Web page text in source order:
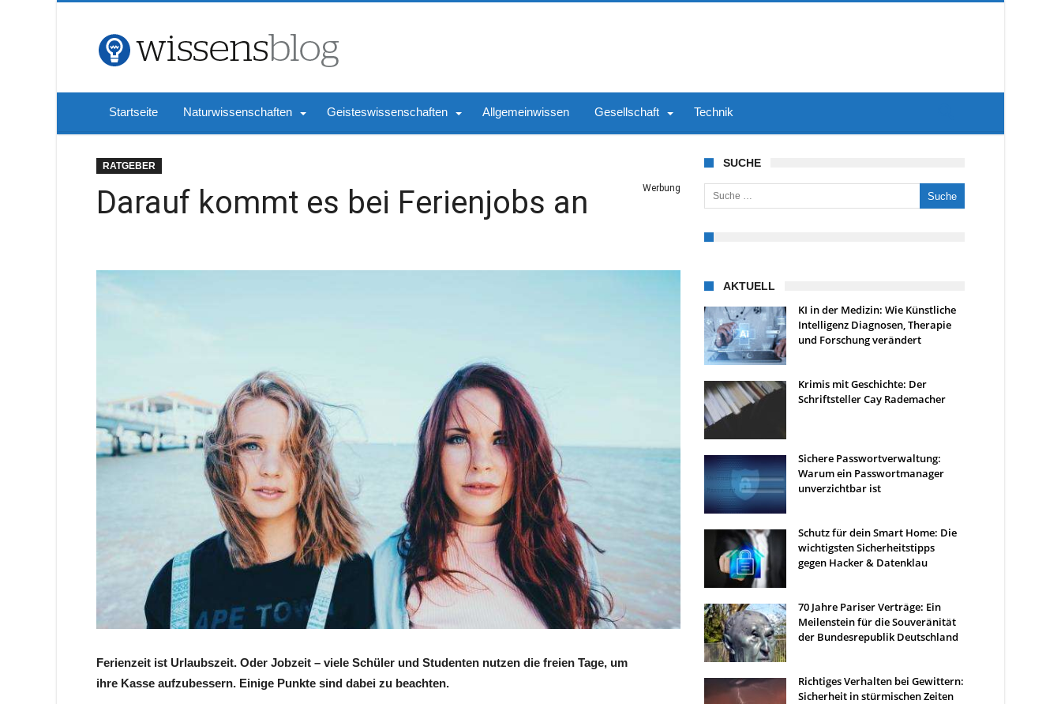
Startseite Naturwissenschaften Geisteswissenschaften Allgemeinwissen Gesellschaft Technik
RATGEBER
Darauf kommt es bei Ferienjobs an Werbung
Ferienzeit ist Urlaubszeit. Oder Jobzeit – viele Schüler und Studenten nutzen die freien Tage, um
ihre Kasse aufzubessern. Einige Punkte sind dabei zu beachten.
SUCHE
Suche nach:
AKTUELL
KI in der Medizin: Wie Künstliche
Intelligenz Diagnosen, Therapie
und Forschung verändert
Krimis mit Geschichte: Der
Schriftsteller Cay Rademacher
Sichere Passwortverwaltung:
Warum ein Passwortmanager
unverzichtbar ist
Schutz für dein Smart Home: Die
wichtigsten Sicherheitstipps
gegen Hacker & Datenklau
70 Jahre Pariser Verträge: Ein
Meilenstein für die Souveränität
der Bundesrepublik Deutschland
Richtiges Verhalten bei Gewittern:
Sicherheit in stürmischen Zeiten